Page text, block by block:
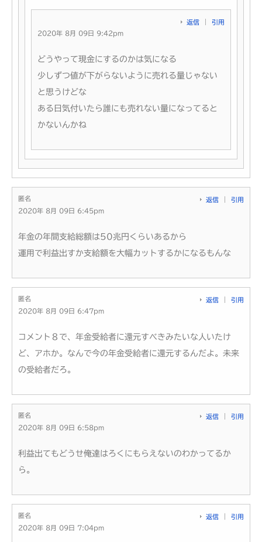
2020年 8月 09日 9:42pm
返信 引用
どうやって現金にするのかは気になる
少しずつ値が下がらないように売れる量じゃない
と思うけどな
ある日気付いたら誰にも売れない量になってると
かないんかね
匿名
2020年 8月 09日 6:45pm
返信 引用
年金の年間支給総額は50兆円くらいあるから
運用で利益出すか支給額を大幅カットするかになるもんな
匿名
2020年 8月 09日 6:47pm
返信 引用
コメント８で、年金受給者に還元すべきみたいな人いたけ
ど、アホか。なんで今の年金受給者に還元するんだよ。未来
の受給者だろ。
匿名
2020年 8月 09日 6:58pm
返信 引用
利益出てもどうせ俺達はろくにもらえないのわかってるか
ら。
匿名
2020年 8月 09日 7:04pm
返信 引用